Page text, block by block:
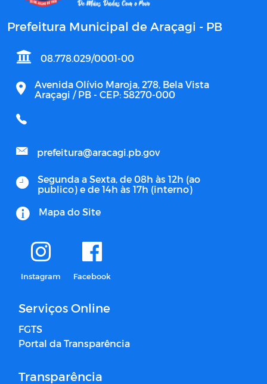
Prefeitura Municipal de Araçagi - PB
08.778.029/0001-00
Avenida Olívio Maroja, 278, Bela Vista
Araçagi / PB - CEP: 58270-000
prefeitura@aracagi.pb.gov
Segunda a Sexta, de 08h às 12h (ao
publico) e de 14h às 17h (interno)
Mapa do Site
Instagram Facebook
Serviços Online
FGTS
Portal da Transparência
Transparência